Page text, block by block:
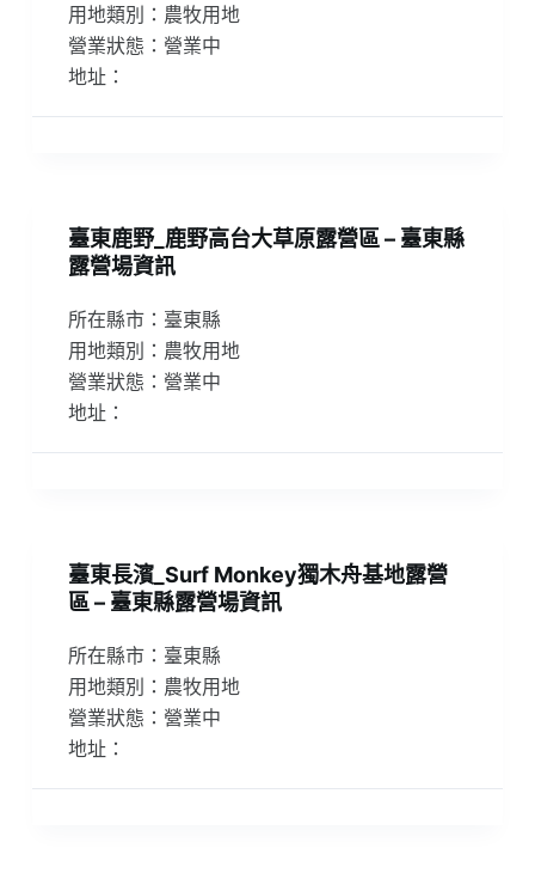
用地類別：農牧用地
營業狀態：營業中
地址：
臺東鹿野_鹿野高台大草原露營區 – 臺東縣
露營場資訊
所在縣市：臺東縣
用地類別：農牧用地
營業狀態：營業中
地址：
臺東長濱_Surf Monkey獨木舟基地露營
區 – 臺東縣露營場資訊
所在縣市：臺東縣
用地類別：農牧用地
營業狀態：營業中
地址：